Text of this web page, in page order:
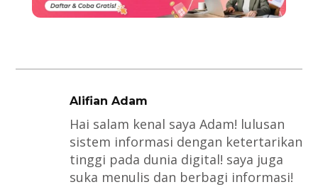
Alifian Adam
Hai salam kenal saya Adam! lulusan
sistem informasi dengan ketertarikan
tinggi pada dunia digital! saya juga
suka menulis dan berbagi informasi!